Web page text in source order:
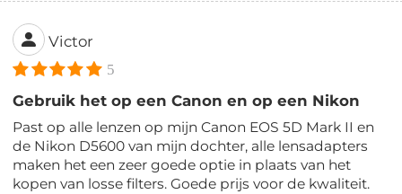
Victor
5
Gebruik het op een Canon en op een Nikon
Past op alle lenzen op mijn Canon EOS 5D Mark II en
de Nikon D5600 van mijn dochter, alle lensadapters
maken het een zeer goede optie in plaats van het
kopen van losse filters. Goede prijs voor de kwaliteit.